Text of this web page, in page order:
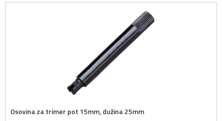
Osovina za trimer pot 15mm, dužina 25mm